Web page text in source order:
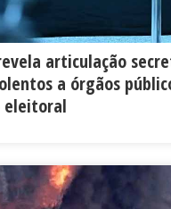
articulação
a órgãos
eleitoral